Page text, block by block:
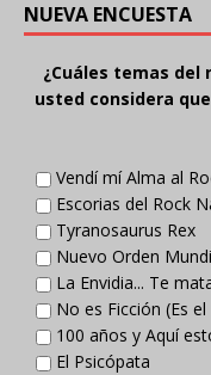
NUEVA ENCUESTA
¿Cuáles temas del
usted considera
Vendí mí Alma al
Escorias del Rock
Tyranosaurus Rex
Nuevo Orden
La Envidia... Te
No es Ficción (Es el
100 años y Aquí
El Psicópata